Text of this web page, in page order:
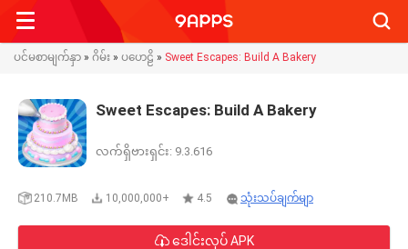
ပင်မစာမျက်နှာ » ဂိမ်း » ပဟေဠိ » Sweet Escapes: Build A Bakery
Sweet Escapes: Build A Bakery
လက်ရှိဗားရှင်း: 9.3.616
210.7MB 10,000,000+ 4.5 သုံးသပ်ချက်မျာ
ဒေါင်းလုပ် APK